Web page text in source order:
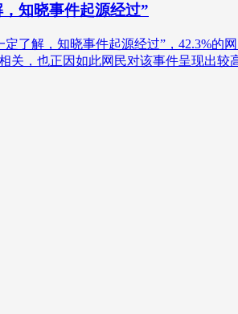
知晓事件起源经过”
了解，知晓事件起源经过”，42.3%的
，也正因如此网民对该事件呈现出较